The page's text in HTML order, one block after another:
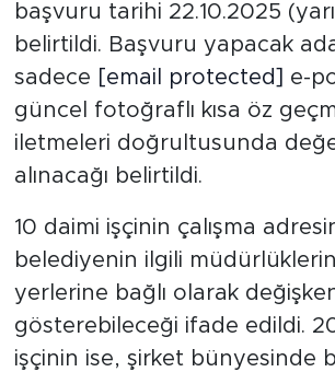
başvuru tarihi 22.10.2025
belirtildi. Başvuru yapacak
sadece
[email protected]
e-
güncel fotoğraflı kısa öz
iletmeleri doğrultusunda
alınacağı belirtildi.
10 daimi işçinin çalışma
belediyenin ilgili
yerlerine bağlı olarak
gösterebileceği ifade edildi.
işçinin ise, şirket bünyesinde